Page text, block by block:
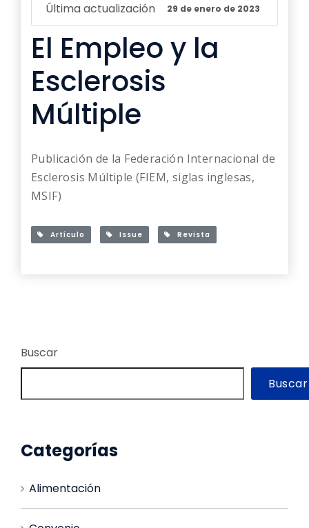
Última actualización 29 de enero de 2023
El Empleo y la
Esclerosis
Múltiple
Publicación de la Federación Internacional de
Esclerosis Múltiple (FIEM, siglas inglesas,
MSIF)
Artículo Issue Revista
Buscar
Buscar
Categorías
Alimentación